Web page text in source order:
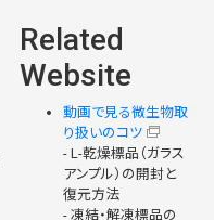
Related
Website
動画で見る微生物取
り扱いのコツ
- L-乾燥標品（ガラス
アンプル）の開封と
復元方法
- 凍結・解凍標品の